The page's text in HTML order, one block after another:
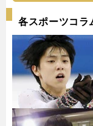
各スポーツコラ